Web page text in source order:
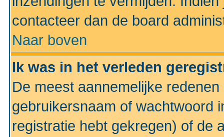
contacteer dan de board
Naar boven
Ik was in het verleden
De meest aannemelijke
gebruikersnaam of wachtwoord
registratie hebt gekregen) of de